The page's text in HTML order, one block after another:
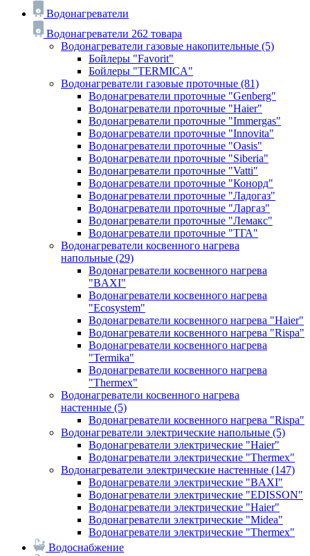
Водонагреватели
Водонагреватели 262 товара
Водонагреватели газовые накопительные (5)
Бойлеры "Favorit"
Бойлеры "TERMICA"
Водонагреватели газовые проточные (81)
Водонагреватели проточные "Genberg"
Водонагреватели проточные "Haier"
Водонагреватели проточные "Immergas"
Водонагреватели проточные "Innovita"
Водонагреватели проточные "Oasis"
Водонагреватели проточные "Siberia"
Водонагреватели проточные "Vatti"
Водонагреватели проточные "Конорд"
Водонагреватели проточные "Ладогаз"
Водонагреватели проточные "Ларгаз"
Водонагреватели проточные "Лемакс"
Водонагреватели проточные "ТГА"
Водонагреватели косвенного нагрева
напольные (29)
Водонагреватели косвенного нагрева
"BAXI"
Водонагреватели косвенного нагрева
"Ecosystem"
Водонагреватели косвенного нагрева "Haier"
Водонагреватели косвенного нагрева "Rispa"
Водонагреватели косвенного нагрева
"Termika"
Водонагреватели косвенного нагрева
"Thermex"
Водонагреватели косвенного нагрева
настенные (5)
Водонагреватели косвенного нагрева "Rispa"
Водонагреватели электрические напольные (5)
Водонагреватели электрические "Haier"
Водонагреватели электрические "Thermex"
Водонагреватели электрические настенные (147)
Водонагреватели электрические "BAXI"
Водонагреватели электрические "EDISSON"
Водонагреватели электрические "Haier"
Водонагреватели электрические "Midea"
Водонагреватели электрические "Thermex"
Водоснабжение